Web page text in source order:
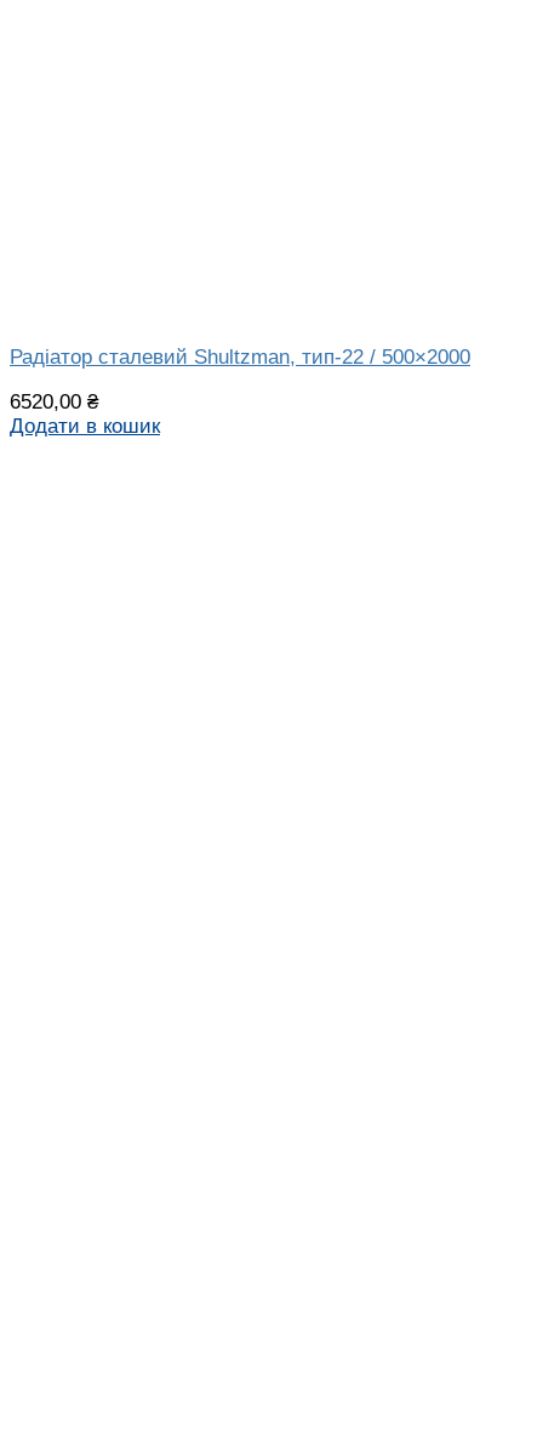
Радіатор сталевий Shultzman, тип-22 / 500×2000
6520,00 ₴
Додати в кошик